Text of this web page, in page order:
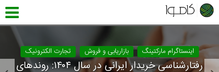
اینستاگرام مارکتینگ بازاریابی و فروش تجارت الکترونیک
رفتارشناسی خریدار ایرانی در سال ۱۴۰۴: روندهای